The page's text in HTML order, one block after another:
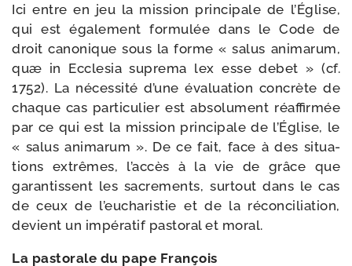
Ici entre en jeu la mis­sion prin­ci­pale de l’Église,
qui est éga­le­ment for­mu­lée dans le Code de
droit cano­nique sous la forme « salus ani­ma­rum,
quæ in Ecclesia supre­ma lex esse debet » (cf.
1752). La néces­si­té d’une éva­lua­tion concrète de
chaque cas par­ti­cu­lier est abso­lu­ment réaf­fir­mée
par ce qui est la mis­sion prin­ci­pale de l’Église, le
« salus ani­ma­rum ». De ce fait, face à des situa­
tions extrêmes, l’accès à la vie de grâce que
garan­tissent les sacre­ments, sur­tout dans le cas
de ceux de l’eucharistie et de la récon­ci­lia­tion,
devient un impé­ra­tif pas­to­ral et moral.
La pas­to­rale du pape François